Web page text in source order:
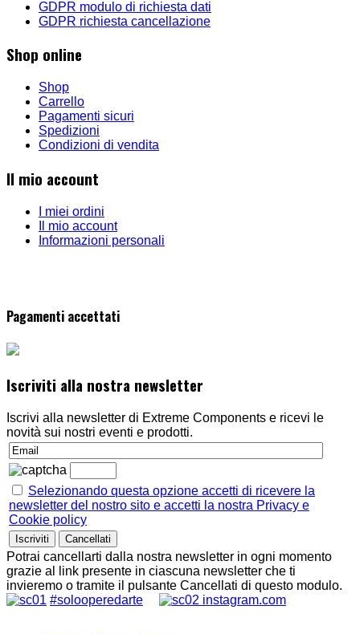
GDPR modulo di richiesta dati
GDPR richiesta cancellazione
Shop online
Shop
Carrello
Pagamenti sicuri
Spedizioni
Condizioni di vendita
Il mio account
I miei ordini
Il mio account
Informazioni personali
Pagamenti accettati
Iscriviti alla nostra newsletter
Iscrivi alla newsletter di Extreme Components e ricevi le
novità sui nostri eventi e prodotti.
Selezionando questa opzione accetti di ricevere la
newsletter del nostro sito e accetti la nostra Privacy e
Cookie policy
Potrai cancellarti dalla nostra newsletter in ogni momento
grazie al link presente in ciascuna newsletter che ti
invieremo o tramite il pulsante Cancellati di questo modulo.
#solooperedarte
instagram.com